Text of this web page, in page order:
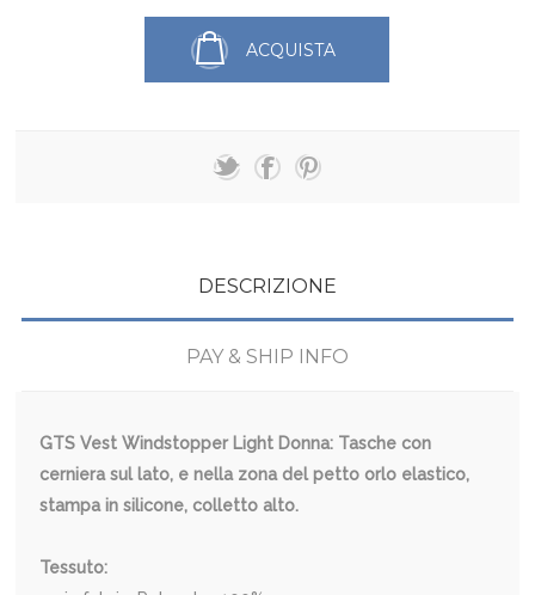
ACQUISTA
DESCRIZIONE
PAY & SHIP INFO
GTS Vest Windstopper Light Donna: Tasche con
cerniera sul lato, e nella zona del petto orlo elastico,
stampa in silicone, colletto alto.
Tessuto: